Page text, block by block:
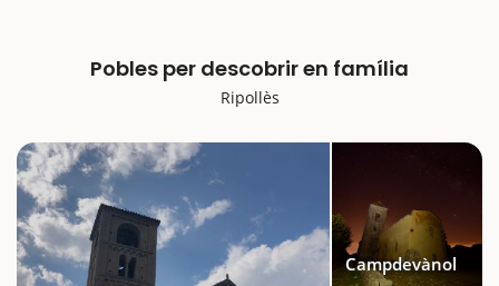
Pobles per descobrir en família
Ripollès
Campdevànol